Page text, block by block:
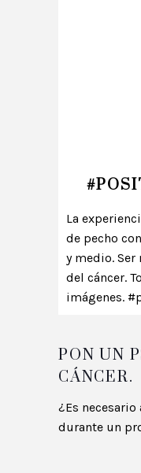
La
de pecho
y medio. Ser
del cáncer.
imágenes.
PON UN
CÁNCER.
¿Es
durante un